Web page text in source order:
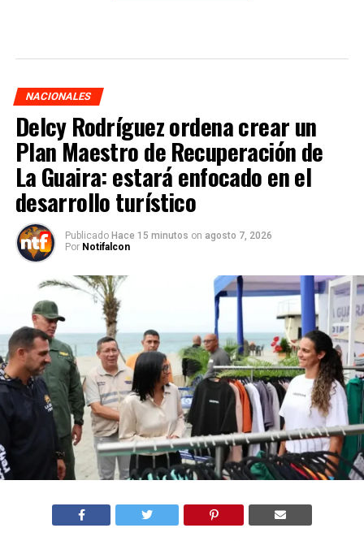
NACIONALES
Delcy Rodríguez ordena crear un
Plan Maestro de Recuperación de
La Guaira: estará enfocado en el
desarrollo turístico
Publicado Hace 15 minutos on agosto 7, 2026
Por Notifalcon